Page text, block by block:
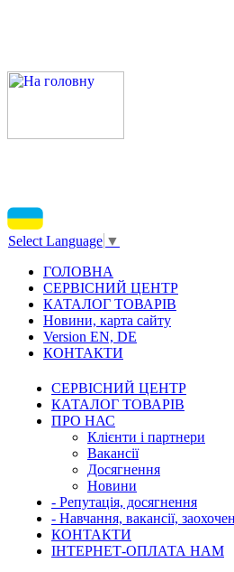
Select Language ▼
ГОЛОВНА
СЕРВІСНИЙ ЦЕНТР
КАТАЛОГ ТОВАРІВ
Новини, карта сайту
Version EN, DE
КОНТАКТИ
СЕРВІСНИЙ ЦЕНТР
КАТАЛОГ ТОВАРІВ
ПРО НАС
Клієнти і партнери
Вакансії
Досягнення
Новини
- Репутація, досягнення
- Навчання, вакансії,
КОНТАКТИ
ІНТЕРНЕТ-ОПЛАТА НАМ